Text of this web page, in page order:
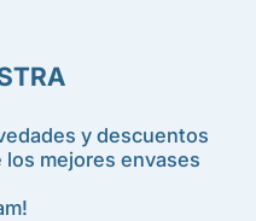
y descuentos
mejores envases